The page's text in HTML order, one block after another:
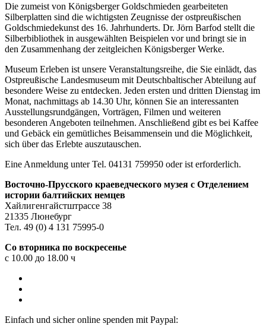
Die zumeist von Königsberger Goldschmieden gearbeiteten
Silberplatten sind die wichtigsten Zeugnisse der ostpreußischen
Goldschmiedekunst des 16. Jahrhunderts. Dr. Jörn Barfod stellt die
Silberbibliothek in ausgewählten Beispielen vor und bringt sie in
den Zusammenhang der zeitgleichen Königsberger Werke.
Museum Erleben ist unsere Veranstaltungsreihe, die Sie einlädt, das
Ostpreußische Landesmuseum mit Deutschbaltischer Abteilung auf
besondere Weise zu entdecken. Jeden ersten und dritten Dienstag im
Monat, nachmittags ab 14.30 Uhr, können Sie an interessanten
Ausstellungsrundgängen, Vorträgen, Filmen und weiteren
besonderen Angeboten teilnehmen. Anschließend gibt es bei Kaffee
und Gebäck ein gemütliches Beisammensein und die Möglichkeit,
sich über das Erlebte auszutauschen.
Eine Anmeldung unter Tel. 04131 759950 oderist erforderlich.
Восточно-Прусского краеведческого музея с Отделением
истории балтийских немцев
Хайлигенгайстштрассе 38
21335 Люнебург
Тел. 49 (0) 4 131 75995-0
Со вторника по воскресенье
с 10.00 до 18.00 ч
Einfach und sicher online spenden mit Paypal: